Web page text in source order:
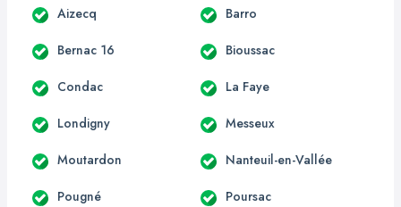
Aizecq Barro
Bernac 16 Bioussac
Condac La Faye
Londigny Messeux
Moutardon Nanteuil-en-Vallée
Pougné Poursac